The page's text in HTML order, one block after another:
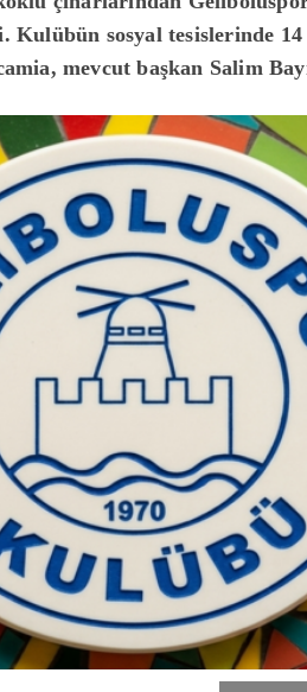
Kulübün sosyal tesislerinde
mevcut başkan Salim